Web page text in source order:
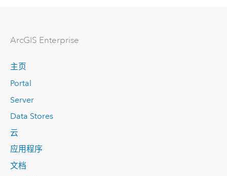
ArcGIS Enterprise
主页
Portal
Server
Data Stores
云
应用程序
文档